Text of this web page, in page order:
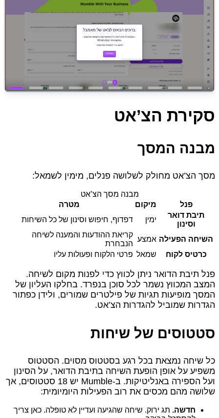
סקירת הצ’אט
מבנה המסך
מסך הצ’אט מחולק לשלושה פנלים, מימין לשמאל:
מבנה מסך הצ’אט
פנל
מיקום
מטרה
תיבת דואר
וסינון
ימין דפדוף, חיפוש וסינון של כל השיחות
השיחה הפעילה אמצע
קריאת ההודעות והמענה לשיחה
הנבחרת
כרטיס לקוח
שמאל פרטי הלקוח ופעולות עליו
פנל תיבת הדואר ניתן לכווץ כדי לפנות מקום לשיחה.
המצב המכווץ נשמר לכל סוכן בנפרד. בחלקו העליון של
המסך מופיעות תגיות של פילטרים שמורים, ולידן כפתור
הגדרות שמוביל להגדרות הצ’אט.
סטטוסים של שיחות
כל שיחה נמצאת בכל רגע בסטטוס מסוים. הסטטוס
משפיע על אופן הופעת השיחה בתיבת הדואר, על הסינון
ועל הספירה באנליטיקות. ב-Mumble יש 18 סטטוסים, אך
שלושה מהם מכסים את רוב הפעילות היומיומית:
חדשה. תג ירוק. שיחה שהגיעה ועדיין לא טופלה. כאן צריך